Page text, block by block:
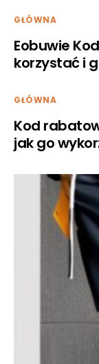
GŁÓWNA
Eobuwie
korzystać i
GŁÓWNA
Kod
jak go